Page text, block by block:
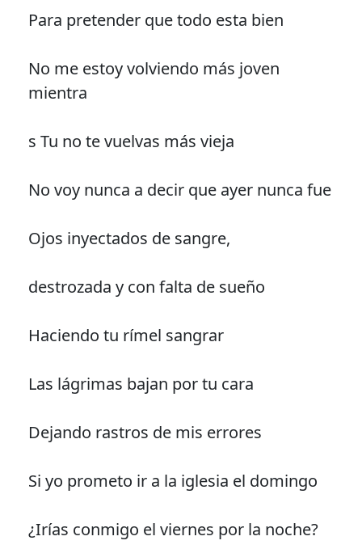
Para pretender que todo esta bien
No me estoy volviendo más joven
mientra
s Tu no te vuelvas más vieja
No voy nunca a decir que ayer nunca fue
Ojos inyectados de sangre,
destrozada y con falta de sueño
Haciendo tu rímel sangrar
Las lágrimas bajan por tu cara
Dejando rastros de mis errores
Si yo prometo ir a la iglesia el domingo
¿Irías conmigo el viernes por la noche?